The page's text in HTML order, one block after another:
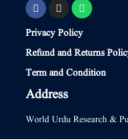
Privacy Policy
Refund and Returns
Term and Condition
Address
World Urdu Research &